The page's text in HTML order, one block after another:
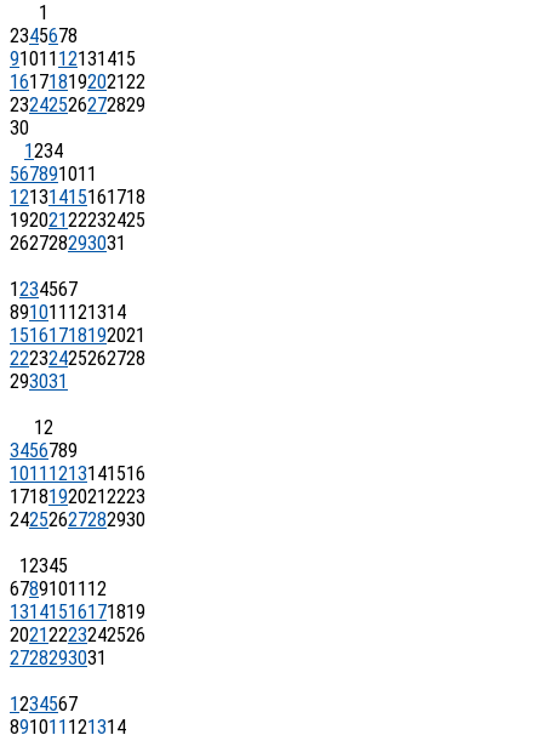
1
2345678
91011 12131415
16171819202122
23242526272829
30
1234
567891011
12131415161718
19202122232425
262728293031
1234567
891011 121314
15161718192021
22232425262728
293031
12
3456789
1011 1213141516
17181920212223
24252627282930
12345
67891011 12
13141516171819
20212223242526
2728293031
1234567
891011 121314